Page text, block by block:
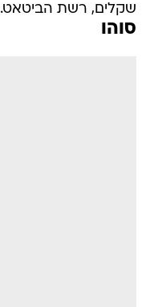
שקלים, רשת הביטאט.
סוהו